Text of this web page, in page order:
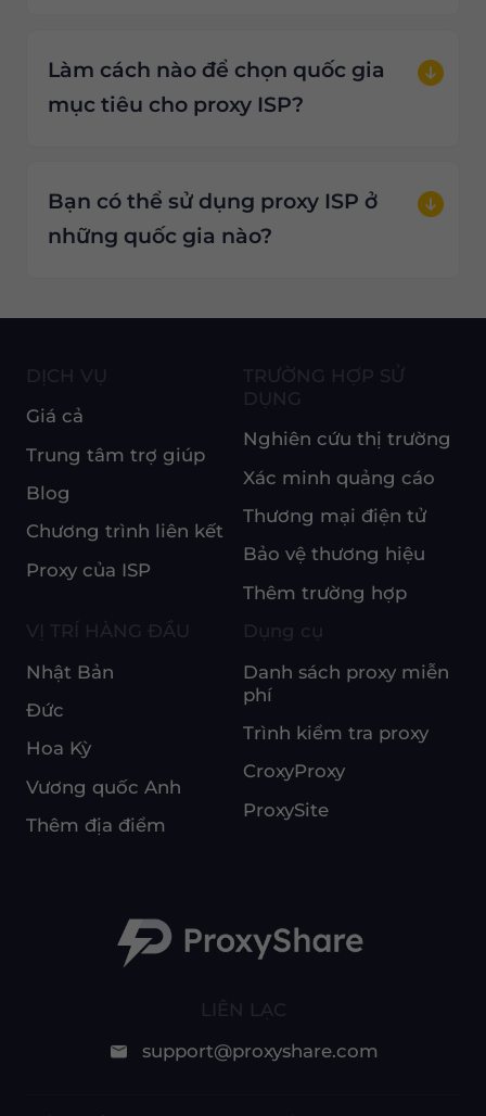
Làm cách nào để chọn quốc gia
mục tiêu cho proxy ISP?
Bạn có thể sử dụng proxy ISP ở
những quốc gia nào?
LIÊN LẠC
support@proxyshare.com
DỊCH VỤ
Giá cả
Trung tâm trợ giúp
Blog
Chương trình liên kết
Proxy của ISP
TRƯỜNG HỢP SỬ
DỤNG
Nghiên cứu thị trường
Xác minh quảng cáo
Thương mại điện tử
Bảo vệ thương hiệu
Thêm trường hợp
VỊ TRÍ HÀNG ĐẦU
Nhật Bản
Đức
Hoa Kỳ
Vương quốc Anh
Thêm địa điểm
Dụng cụ
Danh sách proxy miễn
phí
Trình kiểm tra proxy
CroxyProxy
ProxySite